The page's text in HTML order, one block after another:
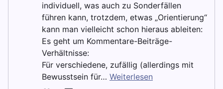
individuell, was auch zu Sonderfällen
führen kann, trotzdem, etwas „Orientierung“
kann man vielleicht schon hieraus ableiten:
Es geht um Kommentare-Beiträge-
Verhältnisse:
Für verschiedene, zufällig (allerdings mit
Bewusstsein für… Weiterlesen